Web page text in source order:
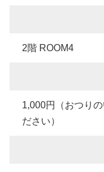
2階 ROOM4
1,000円（おつり
ださい）